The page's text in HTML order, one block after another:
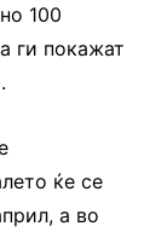
100
ги покажат
ќе се
а во